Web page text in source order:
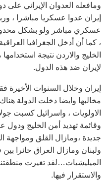
ومافعله العدوان الإيراني على
إيران عدوا عسكريا مباشرا ،
عسكري مباشر ولو بشكل محدود
، كما أن أدخل الجغرافيا
الخليج والاردن نتيجة
لإيران ضد هذه الدول.
إيران وخلال السنوات
مخالبها وايضا دخلت الدولة
الاولويات ، واسرائيل كسبت
وقائمة تهديد أمن الخليج
جديدة ،ومازال القلق ومواجهة
ولبنان ومازال العراق حائرا
الميليشيات…لقد تغيرت
والاستقرار فيها.